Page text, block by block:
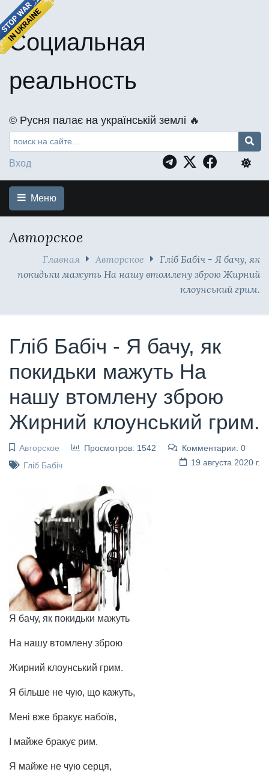
Социальная
реальность
©️ Русня палає на українській землі 🔥
Вход
Меню
Авторское
Главная Авторское
Гліб Бабіч - Я бачу, як
покидьки мажуть На нашу втомлену зброю Жирний
клоунський грим.
Гліб Бабіч - Я бачу, як
покидьки мажуть На
нашу втомлену зброю
Жирний клоунський грим.
Авторское Просмотров: 1542
Комментарии: 0
19 августа 2020 г.
Гліб Бабіч
Я бачу, як покидьки мажуть
На нашу втомлену зброю
Жирний клоунський грим.
Я більше не чую, що кажуть,
Мені вже бракує набоїв,
І майже бракує рим.
Я майже не чую серця,